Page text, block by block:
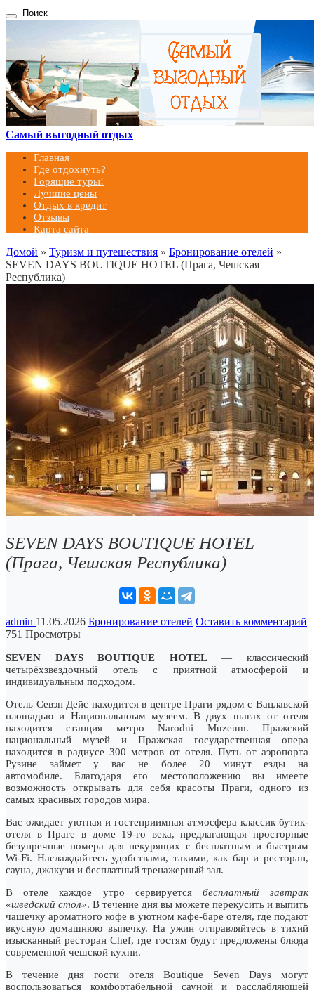
Самый выгодный отдых
Главная
Где отдохнуть?
Горящие туры!
Лучшие цены
Отдых в кредит
Отзывы
Карта сайта
Домой » Туризм и путешествия » Бронирование отелей »
SEVEN DAYS BOUTIQUE HOTEL (Прага, Чешская
Республика)
SEVEN DAYS BOUTIQUE HOTEL
(Прага, Чешская Республика)
admin 11.05.2026 Бронирование отелей Оставить комментарий
751 Просмотры
SEVEN DAYS BOUTIQUE HOTEL— классический
четырёхзвездочный отель с приятной атмосферой и
индивидуальным подходом.
Отель Севэн Дейс находится в центре Праги рядом с Вацлавской
площадью и Национальноым музеем. В двух шагах от отеля
находится станция метро Narodni Muzeum. Пражский
национальный музей и Пражская государственная опера
находится в радиусе 300 метров от отеля. Путь от аэропорта
Рузине займет у вас не более 20 минут езды на
автомобиле. Благодаря его местоположению вы имеете
возможность открывать для себя красоты Праги, одного из
самых красивых городов мира.
Вас ожидает уютная и гостеприимная атмосфера классик бутик-
отеля в Праге в доме 19-го века, предлагающая просторные
безупречные номера для некурящих с бесплатным и быстрым
Wi-Fi. Наслаждайтесь удобствами, такими, как бар и ресторан,
сауна, джакузи и бесплатный тренажерный зал.
В отеле каждое утро сервируется бесплатный завтрак
«шведский стол». В течение дня вы можете перекусить и выпить
чашечку ароматного кофе в уютном кафе-баре отеля, где подают
вкусную домашнюю выпечку. На ужин отправляйтесь в тихий
изысканный ресторан Chef, где гостям будут предложены блюда
современной чешской кухни.
В течение дня гости отеля Boutique Seven Days могут
воспользоваться комфортабельной сауной и расслабляющей